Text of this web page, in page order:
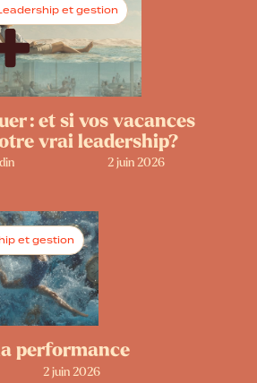
et gestion
: et si vos vacances
vrai leadership?
2 juin 2026
et gestion
performance
2 juin 2026